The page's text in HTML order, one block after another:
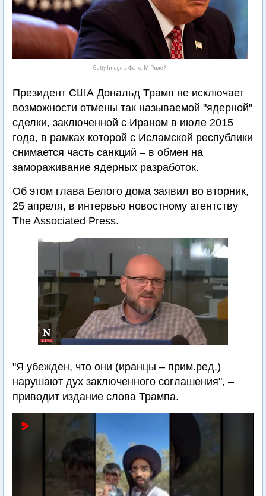
Getty Images. Фото: М.Рилей
Президент США Дональд Трамп не исключает
возможности отмены так называемой "ядерной"
сделки, заключенной с Ираном в июле 2015
года, в рамках которой с Исламской республики
снимается часть санкций – в обмен на
замораживание ядерных разработок.
Об этом глава Белого дома заявил во вторник,
25 апреля, в интервью новостному агентству
The Associated Press.
"Я убежден, что они (иранцы – прим.ред.)
нарушают дух заключенного соглашения", –
приводит издание слова Трампа.